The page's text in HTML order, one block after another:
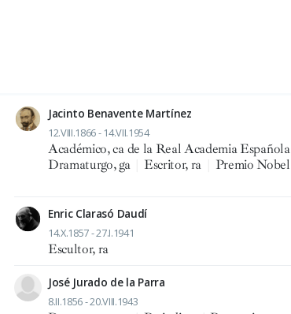
Jacinto Benavente Martínez
12.VIII.1866 - 14.VII.1954
Académico, ca de la Real Academia Española
Dramaturgo, ga
Escritor, ra Premio Nobel
Enric Clarasó Daudí
14.X.1857 - 27.I.1941
Escultor, ra
José Jurado de la Parra
8.II.1856 - 20.VIII.1943